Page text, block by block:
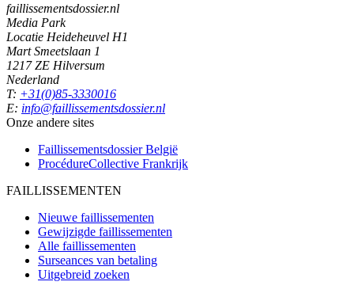
faillissementsdossier.nl
Media Park
Locatie Heideheuvel H1
Mart Smeetslaan 1
1217 ZE Hilversum
Nederland
T: +31(0)85-3330016
E: info@faillissementsdossier.nl
Onze andere sites
Faillissementsdossier België
ProcédureCollective Frankrijk
FAILLISSEMENTEN
Nieuwe faillissementen
Gewijzigde faillissementen
Alle faillissementen
Surseances van betaling
Uitgebreid zoeken